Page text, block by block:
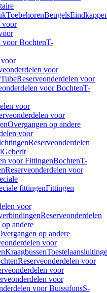
ToebehorenBeugels
voor
voor BochtenT-
voor
voor
Reserveonderdelen voor
voor BochtenT-
voor
voor
Overgangen op andere
voor
Reserveonderdelen
Geberit
voor FittingenBochtenT-
Reserveonderdelen voor
fittingenFittingen
voor
Reserveonderdelen
andere
op andere
voor
Kraagbussen
Reserveonderdelen voor
voor
voor
voor BuissifonsS-